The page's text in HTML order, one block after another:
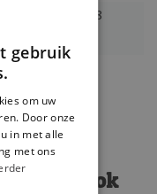
max. 8
cm
look
gebruik
om uw
Door onze
in met alle
met ons